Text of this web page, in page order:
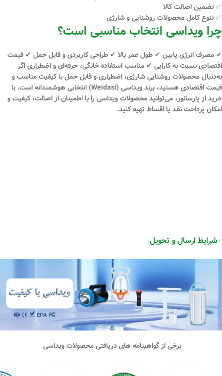
✅ تضمین اصالت کالا
✅ تنوع کامل محصولات روشنایی و شارژی
چرا ویداسی انتخاب مناسبی است؟
✔ مصرف انرژی پایین ✔ طول عمر بالا ✔ طراحی کاربردی و قابل حمل ✔ قیمت
اقتصادی نسبت به کارایی ✔ مناسب استفاده خانگی، حرفه‌ای و اضطراری اگر
به‌دنبالمحصولات روشنایی شارژی، اضطراری و قابل حملبا کیفیت مناسب و
قیمت اقتصادی هستید، برندویداسی (Weidasi)
انتخابی هوشمندانه است. با
خرید از پارسانور، می‌توانید محصولات ویداسی را با اطمینان از اصالت، کیفیت و
امکان پرداخت نقد یا اقساط تهیه کنید.
شرایط ارسال و تحویل
برخی از گواهینامه های دریافتی محصولات ویداسی